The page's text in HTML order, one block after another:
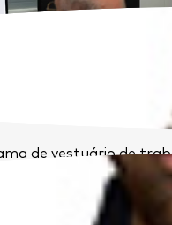
de vestuário de